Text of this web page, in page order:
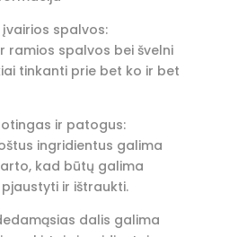
įvairios spalvos:
ramios spalvos bei švelni
tinkanti prie bet ko ir bet
ir patogus:
ingridientus galima
kad būtų galima
ir ištraukti.
dalis galima